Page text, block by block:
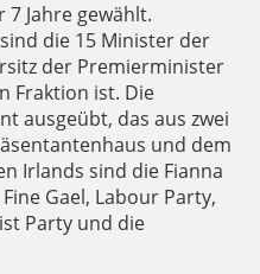
VOM GEORGES
TARA STREET
GOVERNMENT
Jahre gewählt.
die 15 Minister der
der Premierminister
Fraktion ist. Die
ausgeübt, das aus zwei
und dem
Irlands sind die Fianna
Gael, Labour Party,
Party und die